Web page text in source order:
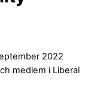
2022
medlem i Liberal